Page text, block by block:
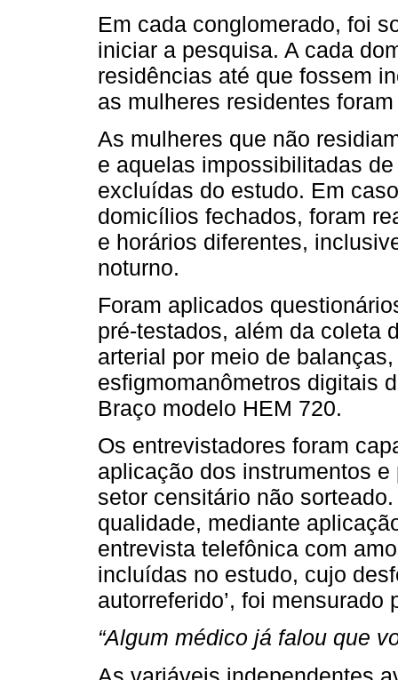
Em cada conglomerado, foi
iniciar a pesquisa. A cada
residências até que fossem
as mulheres residentes
As mulheres que não
e aquelas impossibilitadas
excluídas do estudo. Em
domicílios fechados, foram
e horários diferentes,
noturno.
Foram aplicados
pré-testados, além da coleta
arterial por meio de
esfigmomanômetros digitais
Braço modelo HEM 720.
Os entrevistadores foram
aplicação dos instrumentos
setor censitário não
qualidade, mediante
entrevista telefônica com
incluídas no estudo, cujo
autorreferido’, foi
“Algum médico já falou que